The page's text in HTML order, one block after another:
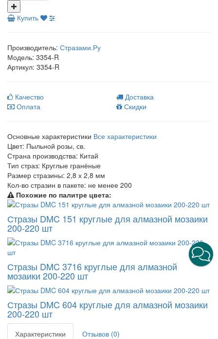
Купить
Производитель: Стразами.Ру
Модель: 3354-R
Артикул: 3354-R
Качество
Доставка
Оплата
Скидки
Основные характеристики Все характеристики
Цвет: Пыльной розы, св.
Страна производства: Китай
Тип страз: Круглые гранёные
Размер стразины: 2,8 х 2,8 мм
Кол-во стразин в пакете: не менее 200
Похожие по палитре цвета:
Стразы DMC 151 круглые для алмазной мозаики
200-220 шт
Стразы DMC 3716 круглые для алмазной
мозаики 200-220 шт
Стразы DMC 604 круглые для алмазной мозаики
200-220 шт
Характеристики
Отзывов (0)